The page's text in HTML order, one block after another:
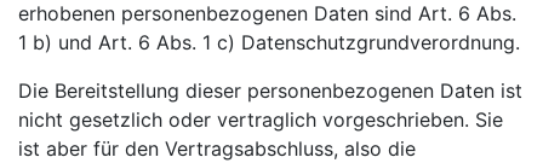
erhobenen personenbezogenen Daten sind Art. 6 Abs.
1 b) und Art. 6 Abs. 1 c) Datenschutzgrundverordnung.
Die Bereitstellung dieser personenbezogenen Daten ist
nicht gesetzlich oder vertraglich vorgeschrieben. Sie
ist aber für den Vertragsabschluss, also die